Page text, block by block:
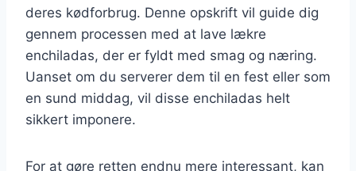
deres kødforbrug. Denne opskrift vil guide dig
gennem processen med at lave lækre
enchiladas, der er fyldt med smag og næring.
Uanset om du serverer dem til en fest eller som
en sund middag, vil disse enchiladas helt
sikkert imponere.
For at gøre retten endnu mere interessant, kan